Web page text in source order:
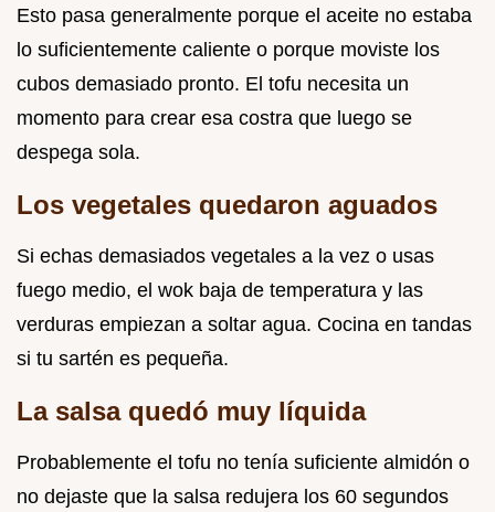
Esto pasa generalmente porque el aceite no estaba
lo suficientemente caliente o porque moviste los
cubos demasiado pronto. El tofu necesita un
momento para crear esa costra que luego se
despega sola.
Los vegetales quedaron aguados
Si echas demasiados vegetales a la vez o usas
fuego medio, el wok baja de temperatura y las
verduras empiezan a soltar agua. Cocina en tandas
si tu sartén es pequeña.
La salsa quedó muy líquida
Probablemente el tofu no tenía suficiente almidón o
no dejaste que la salsa redujera los 60 segundos